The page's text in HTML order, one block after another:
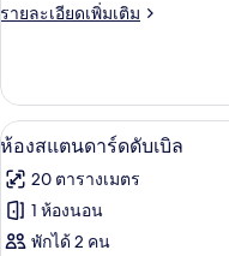
พี
บเบิล
รายละเอียดเพิ่มเติม
ราย
เกี่ยว
กับ
ห้อง
พี
เรียดั
บเบิล
เปิด
ภาพถ่าย
ทั้งหมด
ของ
7
ห้องสแตนดาร์ดดับเบิล
20 ตารางเมตร
1 ห้องนอน
พักได้ 2 คน